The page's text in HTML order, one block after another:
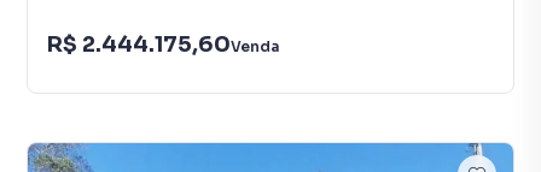
R$ 2.444.175,60Venda